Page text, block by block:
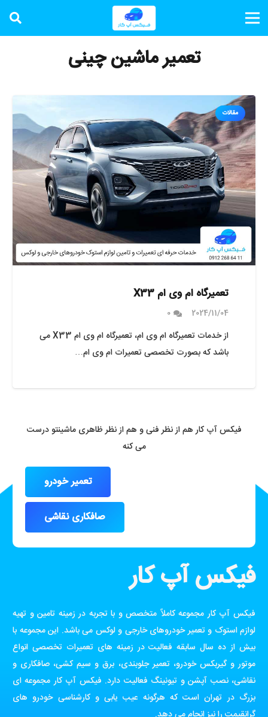
تعمیر ماشین چینی
مقالات
تعمیرگاه ام وی ام X33
2024/11/04
0
از خدمات تعمیرگاه ام وی ام، تعمیرگاه ام وی ام X33 می
باشد که بصورت تخصصی تعمیرات ام وی ام…
فیکس آپ کار هم از نظر فنی و هم از نظر ظاهری ماشینتو درست
می کنه
تعمیر خودرو
صافکاری نقاشی
فیکس آپ کار
فیکس آپ کار مجموعه کاملاً متخصص و با تجربه در زمینه تامین و تهیه
لوازم استوک و تعمیر خودروهای خارجی و لوکس می باشد. این مجموعه با
بیش از ده سال سابقه فعالیت در زمینه های تعمیرات تخصصی انواع
موتور و گیربکس خودرو، تعمیر جلوبندی، برق و سیم کشی، صافکاری و
نقاشی، نصب آپشن و تیونینگ فعالیت دارد. فیکس آپ کار مجموعه ای
بزرگ در تهران است که هرگونه عیب یابی و کارشناسی خودرو های